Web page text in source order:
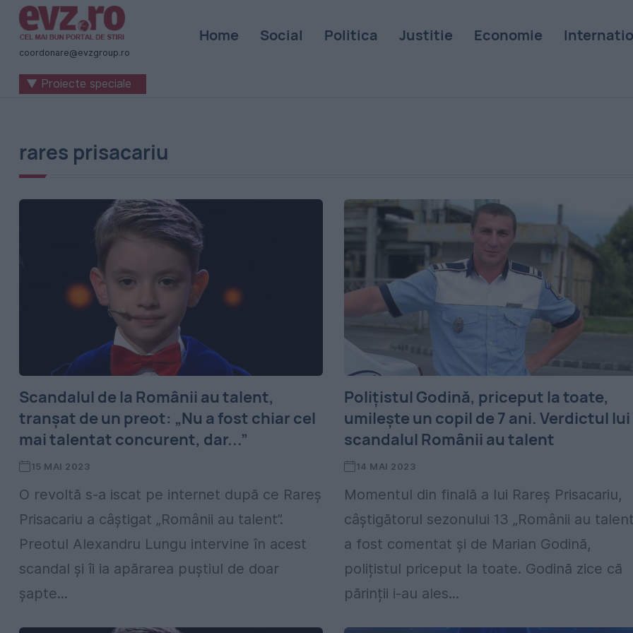
Știri
naționale
internaționale
-
coordonare@evzgroup.ro
Home Social Politica Justitie Economie
▼ Proiecte speciale
rares prisacariu
Scandalul de la Românii au talent,
tranșat de un preot: „Nu a fost chiar cel
mai talentat concurent, dar...”
15 MAI 2023
O revoltă s-a iscat pe internet după ce Rareș
Prisacariu a câștigat „Românii au talent”.
Preotul Alexandru Lungu intervine în acest
scandal și îi ia apărarea puștiul de doar
șapte...
Polițistul Godină, priceput la toate,
umilește un copil de 7 ani. Verdictul
scandalul Românii au talent
14 MAI 2023
Momentul din finală a lui Rareș Prisacariu,
câștigătorul sezonului 13 „Românii au
a fost comentat și de Marian Godină,
polițistul priceput la toate. Godină zice că
părinții i-au ales...